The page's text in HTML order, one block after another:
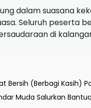
dalam suasana
Seluruh peserta
di
Bersih (Berbagi Kasih)
Muda Salurkan